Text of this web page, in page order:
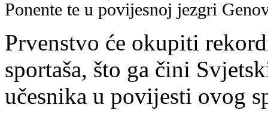
Ponente te u povijesnoj jezgri
Prvenstvo će okupiti
sportaša, što ga čini
učesnika u povijesti ovog